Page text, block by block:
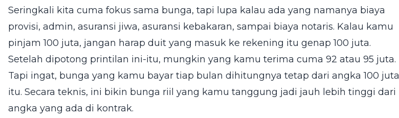
Seringkali kita cuma fokus sama bunga, tapi lupa kalau ada yang namanya biaya
provisi, admin, asuransi jiwa, asuransi kebakaran, sampai biaya notaris. Kalau kamu
pinjam 100 juta, jangan harap duit yang masuk ke rekening itu genap 100 juta.
Setelah dipotong printilan ini-itu, mungkin yang kamu terima cuma 92 atau 95 juta.
Tapi ingat, bunga yang kamu bayar tiap bulan dihitungnya tetap dari angka 100 juta
itu. Secara teknis, ini bikin bunga riil yang kamu tanggung jadi jauh lebih tinggi dari
angka yang ada di kontrak.